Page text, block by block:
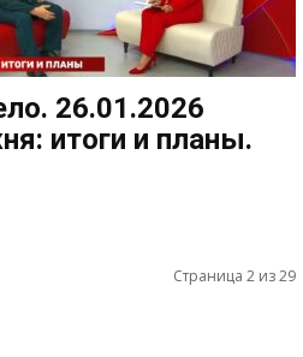
26.01.2026
итоги и планы.
Страница 2 из 29